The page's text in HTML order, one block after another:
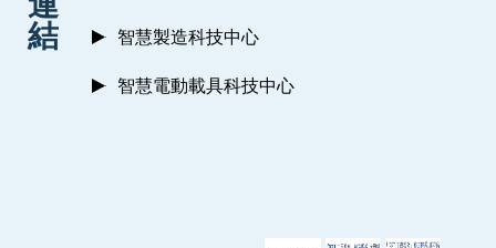
結
智慧製造科技中心
智慧電動載具科技中心